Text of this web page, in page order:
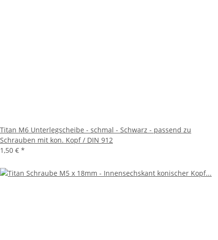
Titan M6 Unterlegscheibe - schmal - Schwarz - passend zu
Schrauben mit kon. Kopf / DIN 912
1,50 € *